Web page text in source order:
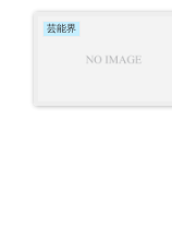
芸能界